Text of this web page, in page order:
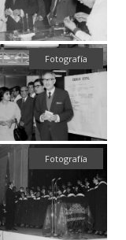
Fotografía
Fotografía